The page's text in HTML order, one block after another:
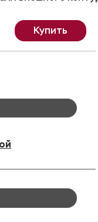
Купить